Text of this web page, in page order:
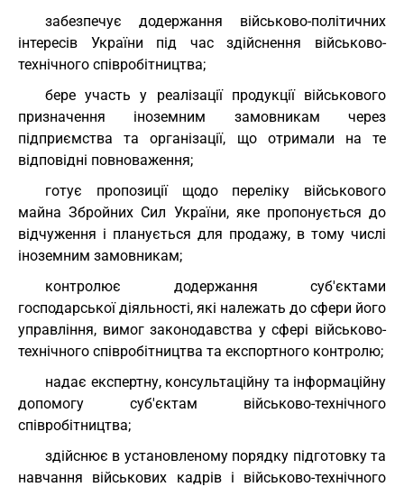
забезпечує додержання військово-політичних
інтересів України під час здійснення військово-
технічного співробітництва;
бере участь у реалізації продукції військового
призначення іноземним замовникам через
підприємства та організації, що отримали на те
відповідні повноваження;
готує пропозиції щодо переліку військового
майна Збройних Сил України, яке пропонується до
відчуження і планується для продажу, в тому числі
іноземним замовникам;
контролює додержання суб'єктами
господарської діяльності, які належать до сфери його
управління, вимог законодавства у сфері військово-
технічного співробітництва та експортного контролю;
надає експертну, консультаційну та інформаційну
допомогу суб'єктам військово-технічного
співробітництва;
здійснює в установленому порядку підготовку та
навчання військових кадрів і військово-технічного